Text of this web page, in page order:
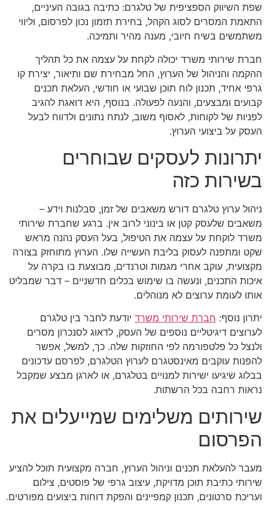
שפת השיווק הספציפית של טלגרם: כתיבה בגובה העיניים,
התאמת המסרים לסוג הקהל, בחירת תזמון נכון לפרסום, וליווי
משתמשים בשיח חיובי, מענה מהיר ותמיכה.
חברת שירותי משרד יכולה לקחת על עצמה את כל תהליך
ההקמה והניהול של הערוץ, החל מבחירת שם ותיאור, יצירת קו
גרפי אחיד, תכנון לוח תוכן שבועי או חודשי, העלאת תכנים
קבועים ומבצעים, והנעה לפעולה. בנוסף, היא דואגת להגיב
לפניות של לקוחות, לאסוף משוב, לנתח נתונים ולדווח לבעל
העסק על ביצועי הערוץ.
יתרונות לעסקים שבוחרים
בשירות כזה
ניהול ערוץ טלגרם דורש משאבים של זמן, סבלנות וידע –
משאבים שלעסק קטן או בינוני לרוב אין. ברגע שחברת שירותי
משרד לוקחת על עצמה את הטיפול, בעל העסק נהנה מראש
שקט ומתפנה לעסוק בליבת העשייה שלו. הערוץ מתוחזק בצורה
מקצועית, עוקב אחרי מגמות וטרנדים, מבוצעת בו בקרה על
איכות התכנים, ונעשה בו שימוש בכלים חדשניים – דבר שמבליט
אותו לעומת ערוצים לא מנוהלים.
יתרון נוסף: חברת שירותי משרד יודעת לחבר בין טלגרם
לערוצים דיגיטליים נוספים של העסק, לדאוג לסנכרון מסרים
ולנצל כל פלטפורמה לפי החוזקות שלה. כך, למשל, אפשר
להפנות עוקבים מאינסטגרם לערוץ הטלגרם, לפרסם עדכונים
בבלוג שיגיעו ישירות למנויים בטלגרם, או לארגן מבצע שמקבל
נראות רחבה בכל הרשתות.
שירותים משלימים שמייעלים את
הפרסום
מעבר להעלאת תכנים וניהול הערוץ, חברה מקצועית תוכל להציע
שירותי כתיבת תוכן מדויקת, עיצוב גרפי של פוסטים, צילום
ועריכת סרטונים, תכנון קמפיינים והפקת דוחות ביצועים מפורטים.